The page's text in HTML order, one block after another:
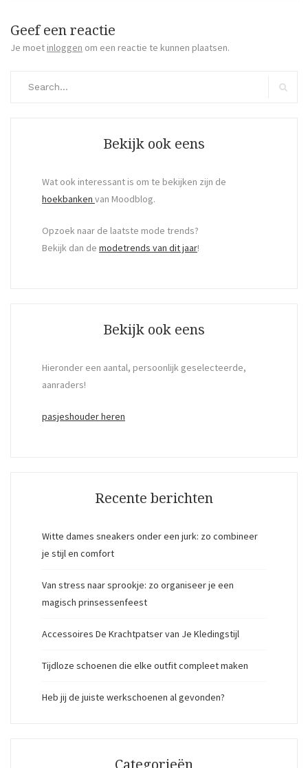
Geef een reactie
Je moet inloggen om een reactie te kunnen plaatsen.
Bekijk ook eens
Wat ook interessant is om te bekijken zijn de
hoekbanken van Moodblog.
Opzoek naar de laatste mode trends?
Bekijk dan de modetrends van dit jaar!
Bekijk ook eens
Hieronder een aantal, persoonlijk geselecteerde,
aanraders!
pasjeshouder heren
Recente berichten
Witte dames sneakers onder een jurk: zo combineer
je stijl en comfort
Van stress naar sprookje: zo organiseer je een
magisch prinsessenfeest
Accessoires De Krachtpatser van Je Kledingstijl
Tijdloze schoenen die elke outfit compleet maken
Heb jij de juiste werkschoenen al gevonden?